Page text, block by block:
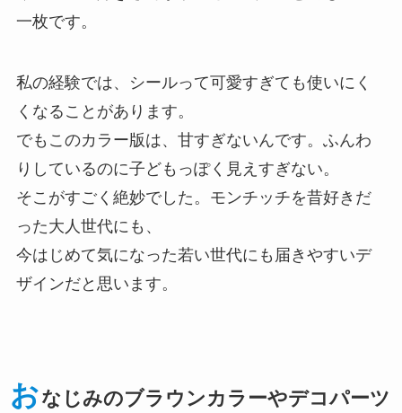
一枚です。
私の経験では、シールって可愛すぎても使いにく
くなることがあります。
でもこのカラー版は、甘すぎないんです。ふんわ
りしているのに子どもっぽく見えすぎない。
そこがすごく絶妙でした。モンチッチを昔好きだ
った大人世代にも、
今はじめて気になった若い世代にも届きやすいデ
ザインだと思います。
おなじみのブラウンカラーやデコパーツ